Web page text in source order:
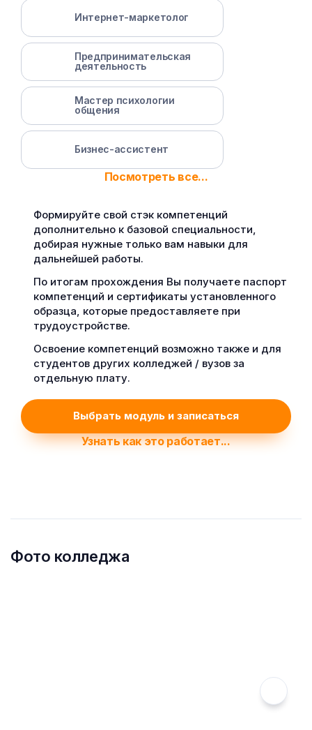
Интернет-маркетолог
Предпринимательская
деятельность
Мастер психологии
общения
Бизнес-ассистент
Посмотреть все...
Формируйте свой стэк компетенций
дополнительно к базовой специальности,
добирая нужные только вам навыки для
дальнейшей работы.
По итогам прохождения Вы получаете паспорт
компетенций и сертификаты установленного
образца, которые предоставляете при
трудоустройстве.
Освоение компетенций возможно также и для
студентов других колледжей / вузов за
отдельную плату.
Выбрать модуль и записаться
Узнать как это работает...
Фото колледжа